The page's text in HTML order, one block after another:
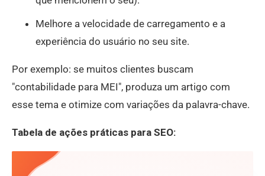
Melhore a velocidade de carregamento e a
experiência do usuário no seu site.
Por exemplo: se muitos clientes buscam
"contabilidade para MEI", produza um artigo com
esse tema e otimize com variações da palavra-chave.
Tabela de ações práticas para SEO: